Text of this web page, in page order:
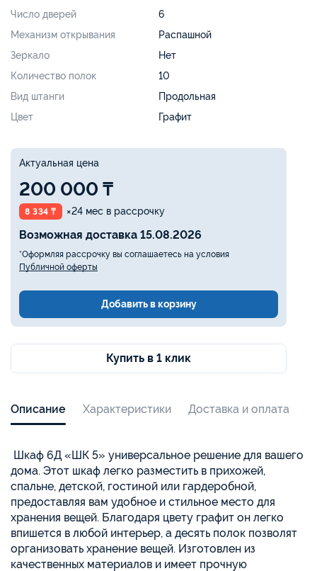
Число дверей
6
Механизм открывания
Распашной
Зеркало
Нет
Количество полок
10
Вид штанги
Продольная
Цвет
Графит
Актуальная цена
200 000 ₸
8 334 ₸ ×24 мес в рассрочку
Возможная доставка 15.08.2026
*Оформляя рассрочку вы соглашаетесь на условия
Публичной оферты
Добавить в корзину
Купить в 1 клик
Описание Характеристики Доставка и оплата
Шкаф 6Д «ШК 5» универсальное решение для вашего
дома. Этот шкаф легко разместить в прихожей,
спальне, детской, гостиной или гардеробной,
предоставляя вам удобное и стильное место для
хранения вещей. Благодаря цвету графит он легко
впишется в любой интерьер, а десять полок позволят
организовать хранение вещей. Изготовлен из
качественных материалов и имеет прочную